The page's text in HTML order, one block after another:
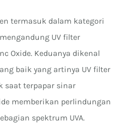
termasuk dalam kategori
UV filter
Oxide. Keduanya dikenal
baik yang artinya UV filter
saat terpapar sinar
memberikan perlindungan
spektrum UVA.